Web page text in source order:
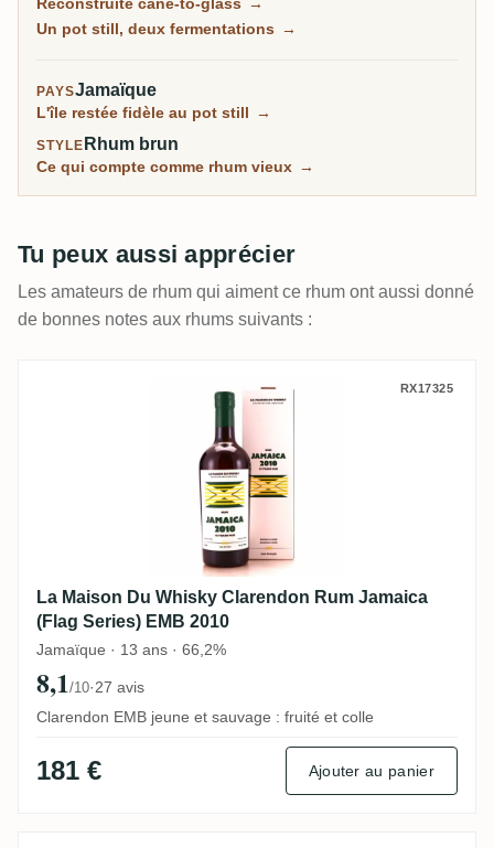
a été reconstruite de zéro en 2005 et embouteille
Un pot still, deux fermentations →
PAYSJamaïque
L'île restée fidèle au pot still →
STYLE Rhum brun
Ce qui compte comme rhum vieux →
Tu peux aussi apprécier
Les amateurs de rhum qui aiment ce rhum ont aussi donné
de bonnes notes aux rhums suivants :
La Maison Du Whisky Clarendon Rum
RX17325
La Maison Du Whisky Clarendon Rum Jamaica
(Flag Series) EMB 2010
Jamaïque · 13 ans · 66,2%
8,1/10·27 avis
Clarendon EMB jeune et sauvage : fruité et colle
181 € Ajouter au panier